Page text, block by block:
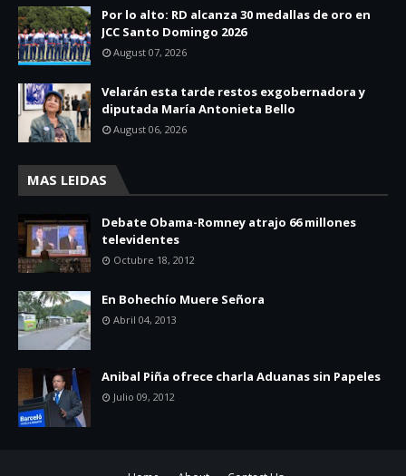
Por lo alto: RD alcanza 30 medallas de oro en
JCC Santo Domingo 2026
August 07, 2026
Velarán esta tarde restos exgobernadora y
diputada María Antonieta Bello
August 06, 2026
MAS LEIDAS
Debate Obama-Romney atrajo 66 millones
televidentes
Octubre 18, 2012
En Bohechío Muere Señora
Abril 04, 2013
Anibal Piña ofrece charla Aduanas sin Papeles
Julio 09, 2012